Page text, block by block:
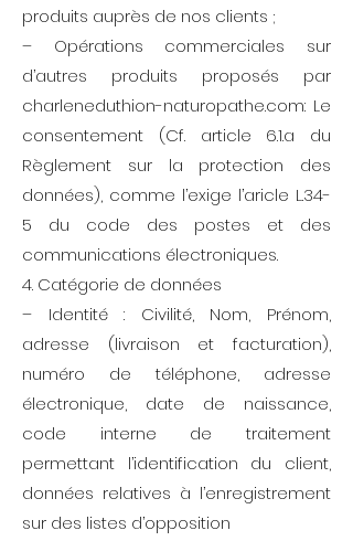
produits auprès de nos clients ;
– Opérations commerciales sur
d’autres produits proposés par
charleneduthion-naturopathe.com: Le
consentement (Cf. article 6.1.a du
Règlement sur la protection des
données), comme l’exige l’aricle L.34-
5 du code des postes et des
communications électroniques.
4. Catégorie de données
– Identité : Civilité, Nom, Prénom,
adresse (livraison et facturation),
numéro de téléphone, adresse
électronique, date de naissance,
code interne de traitement
permettant l’identification du client,
données relatives à l’enregistrement
sur des listes d’opposition